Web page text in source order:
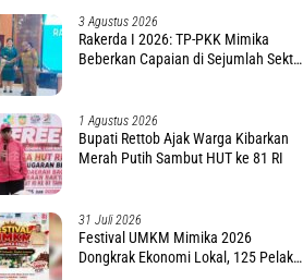
3 Agustus 2026
Rakerda I 2026: TP-PKK Mimika
Beberkan Capaian di Sejumlah Sektor
1 Agustus 2026
Bupati Rettob Ajak Warga Kibarkan
Merah Putih Sambut HUT ke 81 RI
31 Juli 2026
Festival UMKM Mimika 2026
Dongkrak Ekonomi Lokal, 125 Pelaku